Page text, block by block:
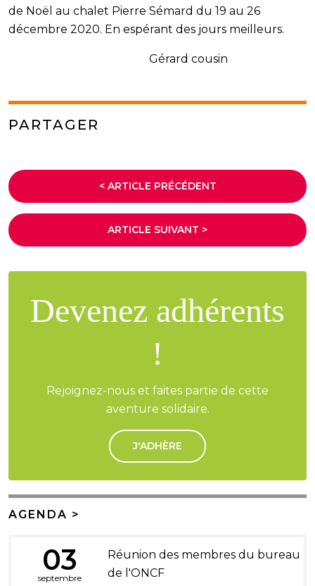
de Noël au chalet Pierre Sémard du 19 au 26
décembre 2020. En espérant des jours meilleurs.
Gérard cousin
PARTAGER
< ARTICLE PRÉCÉDENT
ARTICLE SUIVANT >
Devenez adhérents
!
Rejoignez-nous et faites partie de cette
aventure solidaire.
J'ADHÈRE
AGENDA >
03
septembre
Réunion des membres du bureau
de l'ONCF